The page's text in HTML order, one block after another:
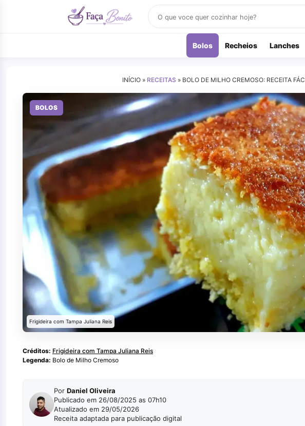
receitas
Bolos Recheios Lanches
INÍCIO » RECEITAS » BOLO DE MILHO CREMOSO: RECEITA
BOLOS
Frigideira com Tampa Juliana Reis
Créditos: Frigideira com Tampa Juliana Reis
Legenda: Bolo de Milho Cremoso
Por Daniel Oliveira
Publicado em 26/08/2025 as 07h10
Atualizado em 29/05/2026
Receita adaptada para publicação digital